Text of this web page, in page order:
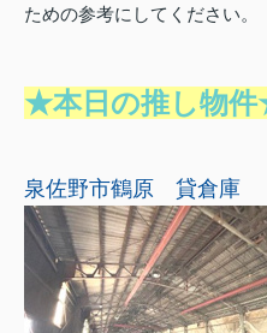
ための参考にしてください。
★本日の推し物
泉佐野市鶴原 貸倉庫